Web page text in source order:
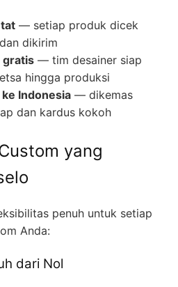
— setiap produk dicek
dikirim
gratis — tim desainer siap
hingga produksi
Indonesia — dikemas
dan kardus kokoh
yang
penuh untuk setiap
Anda:
dari Nol